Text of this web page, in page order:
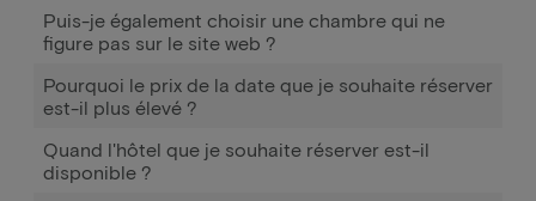
Puis-je également choisir une chambre qui ne
figure pas sur le site web ?
Pourquoi le prix de la date que je souhaite réserver
est-il plus élevé ?
Quand l'hôtel que je souhaite réserver est-il
disponible ?